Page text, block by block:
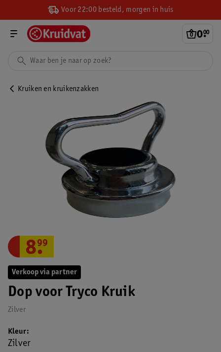
Voor 22:00 besteld, morgen in huis
0.
00
Kruiken en kruikenzakken
Verkoop via partner
Dop voor Tryco Kruik
Zilver
8.
99
Kleur
Zilver